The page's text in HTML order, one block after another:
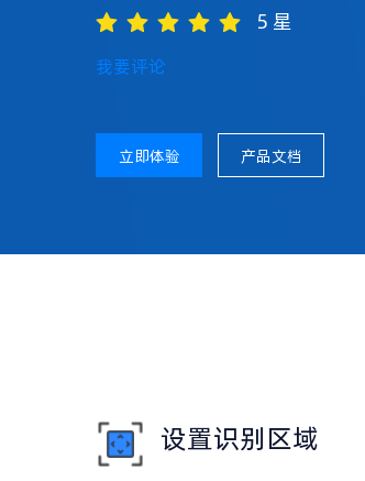
5 星
我要评论
立即体验 产品文档
设置识别区域